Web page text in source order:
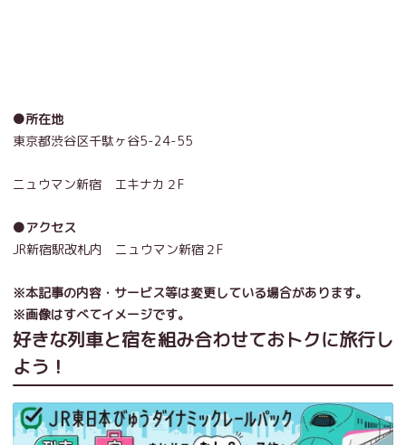
●所在地
東京都渋谷区千駄ヶ谷5-24-55
ニュウマン新宿 エキナカ２F
●アクセス
JR新宿駅改札内 ニュウマン新宿２F
※本記事の内容・サービス等は変更している場合があります。
※画像はすべてイメージです。
好きな列車と宿を組み合わせておトクに旅行し
よう！